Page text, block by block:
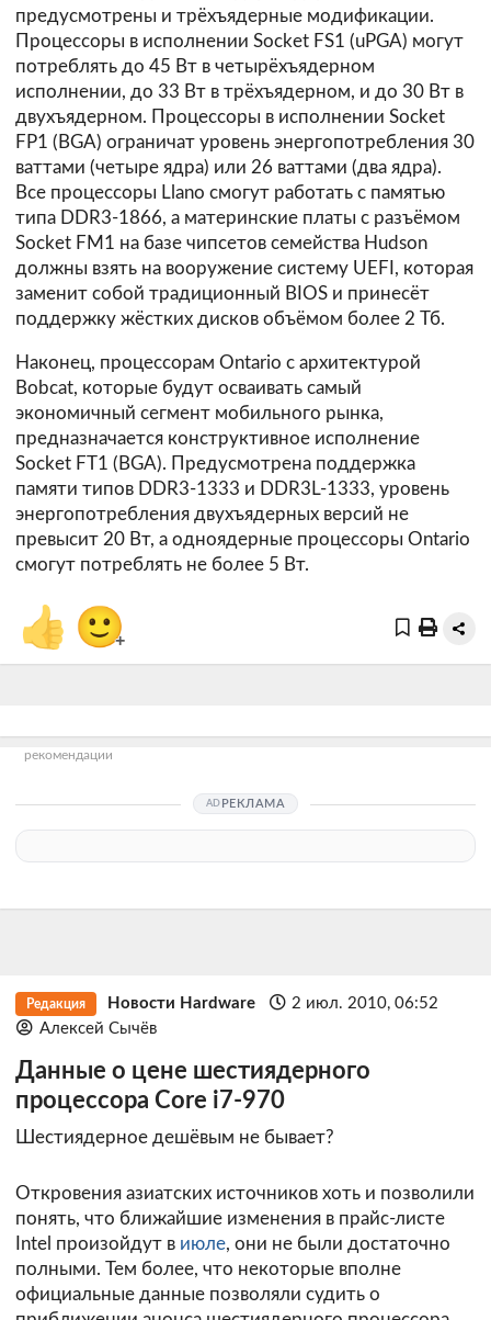
предусмотрены и трёхъядерные модификации.
Процессоры в исполнении Socket FS1 (uPGA) могут
потреблять до 45 Вт в четырёхъядерном
исполнении, до 33 Вт в трёхъядерном, и до 30 Вт в
двухъядерном. Процессоры в исполнении Socket
FP1 (BGA) ограничат уровень энергопотребления 30
ваттами (четыре ядра) или 26 ваттами (два ядра).
Все процессоры Llano смогут работать с памятью
типа DDR3-1866, а материнские платы с разъёмом
Socket FM1 на базе чипсетов семейства Hudson
должны взять на вооружение систему UEFI, которая
заменит собой традиционный BIOS и принесёт
поддержку жёстких дисков объёмом более 2 Тб.
Наконец, процессорам Ontario с архитектурой
Bobcat, которые будут осваивать самый
экономичный сегмент мобильного рынка,
предназначается конструктивное исполнение
Socket FT1 (BGA). Предусмотрена поддержка
памяти типов DDR3-1333 и DDR3L-1333, уровень
энергопотребления двухъядерных версий не
превысит 20 Вт, а одноядерные процессоры Ontario
смогут потреблять не более 5 Вт.
👍 🙂+
рекомендации
РЕКЛАМА
Редакция Новости Hardware
2 июл. 2010, 06:52
Алексей Сычёв
Данные о цене шестиядерного
процессора Core i7-970
Шестиядерное дешёвым не бывает?
Откровения азиатских источников хоть и позволили
понять, что ближайшие изменения в прайс-листе
Intel произойдут в июле, они не были достаточно
полными. Тем более, что некоторые вполне
официальные данные позволяли судить о